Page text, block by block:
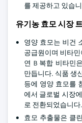
를 제공하고 있습
유기농 효모 시장
영양 효모는 비건
공급원이며 비타민
연 B 복합 비타민
만듭니다. 식품 생
등에 영양 효모를
에서 글로벌 시장
로 전환되었습니다.
효모 추출물은 클